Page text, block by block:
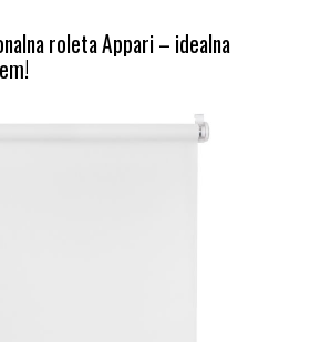
roleta Appari – idealna